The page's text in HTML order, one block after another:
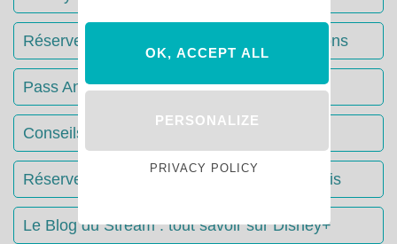
Réserver votre séjour : toutes les informations
Pass Annuels Disney : informations
Conseils & Astuces Disneyland Paris
Réserver votre restaurant à Disneyland Paris
Le Blog du Stream : tout savoir sur Disney+
OK, ACCEPT ALL
PERSONALIZE
PRIVACY POLICY